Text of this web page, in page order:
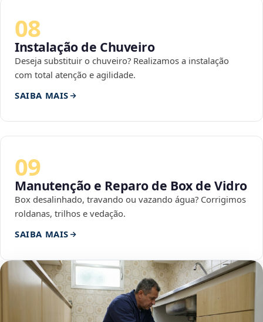
08
Instalação de Chuveiro
Deseja substituir o chuveiro? Realizamos a instalação
com total atenção e agilidade.
SAIBA MAIS
09
Manutenção e Reparo de Box de Vidro
Box desalinhado, travando ou vazando água? Corrigimos
roldanas, trilhos e vedação.
SAIBA MAIS